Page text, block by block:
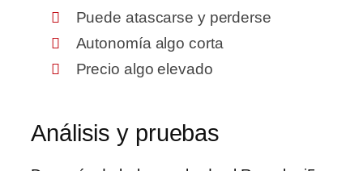
Puede atascarse y perderse
Autonomía algo corta
Precio algo elevado
Análisis y pruebas